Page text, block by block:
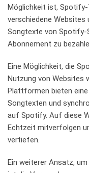
Möglichkeit ist,⁣ Spotify-
verschiedene Websites​
Songtexte von Spotify-
Abonnement zu
Eine Möglichkeit, ⁣die
Nutzung von Websites
Plattformen bieten
Songtexten und
auf Spotify. Auf ​diese
Echtzeit mitverfolgen
vertiefen.
Ein weiterer Ansatz,